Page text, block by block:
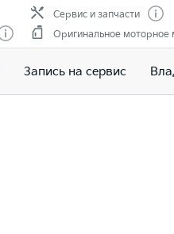
Сервис и запчасти
Оригинальное моторное
Запись на сервис